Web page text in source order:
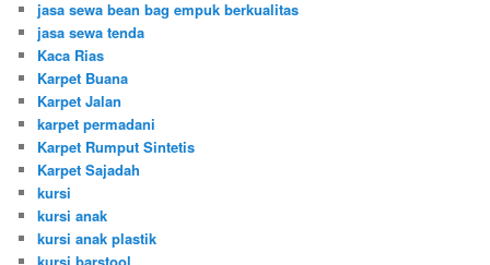
jasa sewa bean bag empuk berkualitas
jasa sewa tenda
Kaca Rias
Karpet Buana
Karpet Jalan
karpet permadani
Karpet Rumput Sintetis
Karpet Sajadah
kursi
kursi anak
kursi anak plastik